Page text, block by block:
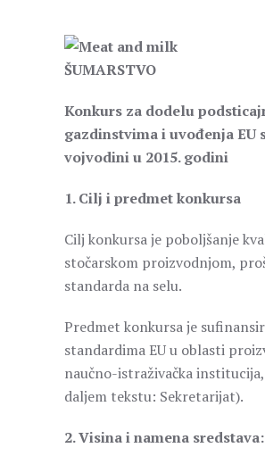
ŠUMARSTVO
Konkurs za dodelu
gazdinstvima i uvođenja EU
vojvodini u 2015. godini
1. Cilj i predmet konkursa
Cilj konkursa je poboljšanje
stočarskom proizvodnjom,
standarda na selu.
Predmet konkursa je
standardima EU u oblasti
naučno-istraživačka
daljem tekstu: Sekretarijat).
2. Visina i namena sredstava: